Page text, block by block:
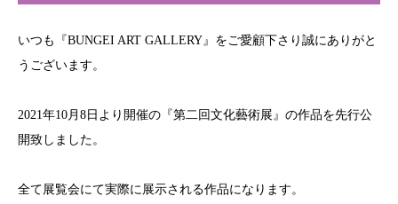
いつも『BUNGEI ART GALLERY』をご愛顧下さり誠にありがと
うございます。
2021年10月8日より開催の『第二回文化藝術展』の作品を先行公
開致しました。
全て展覧会にて実際に展示される作品になります。